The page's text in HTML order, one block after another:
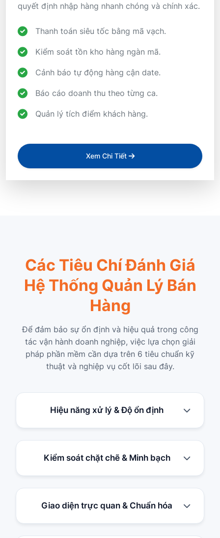
quyết định nhập hàng nhanh chóng và chính xác.
Thanh toán siêu tốc bằng mã vạch.
Kiểm soát tồn kho hàng ngàn mã.
Cảnh báo tự động hàng cận date.
Báo cáo doanh thu theo từng ca.
Quản lý tích điểm khách hàng.
Xem Chi Tiết
Các Tiêu Chí Đánh Giá
Hệ Thống Quản Lý Bán
Hàng
Để đảm bảo sự ổn định và hiệu quả trong công
tác vận hành doanh nghiệp, việc lựa chọn giải
pháp phần mềm cần dựa trên 6 tiêu chuẩn kỹ
thuật và nghiệp vụ cốt lõi sau đây.
Hiệu năng xử lý & Độ ổn định
Kiểm soát chặt chẽ & Minh bạch
Giao diện trực quan & Chuẩn hóa